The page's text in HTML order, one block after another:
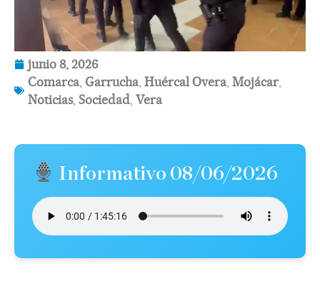
junio 8, 2026
Comarca Garrucha Huércal Overa Mojácar
Noticias, Sociedad Vera
Informativo 08/06/2026